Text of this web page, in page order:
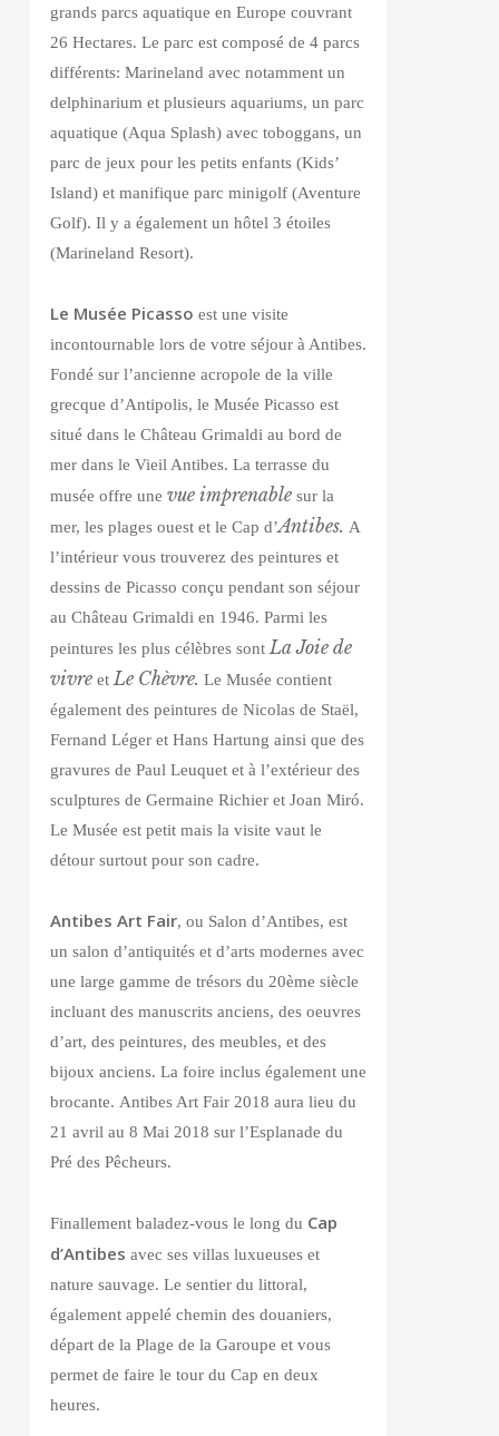
grands parcs aquatique en Europe couvrant
26 Hectares. Le parc est composé de 4 parcs
différents: Marineland avec notamment un
delphinarium et plusieurs aquariums, un parc
aquatique (Aqua Splash) avec toboggans, un
parc de jeux pour les petits enfants (Kids’
Island) et manifique parc minigolf (Aventure
Golf). Il y a également un hôtel 3 étoiles
(Marineland Resort).
Le Musée Picasso est une visite
incontournable lors de votre séjour à Antibes.
Fondé sur l’ancienne acropole de la ville
grecque d’Antipolis, le Musée Picasso est
situé dans le Château Grimaldi au bord de
mer dans le Vieil Antibes. La terrasse du
musée offre une vue imprenablesur la
mer, les plages ouest et le Cap d’Antibes. A
l’intérieur vous trouverez des peintures et
dessins de Picasso conçu pendant son séjour
au Château Grimaldi en 1946. Parmi les
peintures les plus célèbres sont La Joie de
vivreet Le Chèvre. Le Musée contient
également des peintures de Nicolas de Staël,
Fernand Léger et Hans Hartung ainsi que des
gravures de Paul Leuquet et à l’extérieur des
sculptures de Germaine Richier et Joan Miró.
Le Musée est petit mais la visite vaut le
détour surtout pour son cadre.
Antibes Art Fair, ou Salon d’Antibes, est
un salon d’antiquités et d’arts modernes avec
une large gamme de trésors du 20ème siècle
incluant des manuscrits anciens, des oeuvres
d’art, des peintures, des meubles, et des
bijoux anciens. La foire inclus également une
brocante. Antibes Art Fair 2018 aura lieu du
21 avril au 8 Mai 2018 sur l’Esplanade du
Pré des Pêcheurs.
Finallement baladez-vous le long du Cap
d’Antibes avec ses villas luxueuses et
nature sauvage. Le sentier du littoral,
également appelé chemin des douaniers,
départ de la Plage de la Garoupe et vous
permet de faire le tour du Cap en deux
heures.